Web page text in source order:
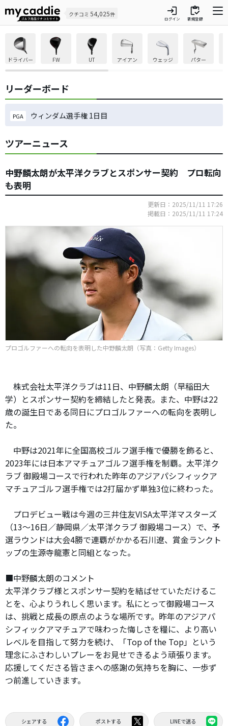
クチコミ 54,025件 login
ログイン
inventory
新規登録
ドライバー FW UT アイアン ウェッジ パター
リーダーボード
PGA ウィンダム選手権 1日目
ツアーニュース
中野麟太朗が太平洋クラブとスポンサー契約 プロ転向
も表明
更新日：2025/11/11 17:26
掲載日：2025/11/11 17:24
プロゴルファーへの転向を表明した中野麟太朗（写真：Getty Images）
株式会社太平洋クラブは11日、中野麟太朗（早稲田大
学）とスポンサー契約を締結したと発表。また、中野は22
歳の誕生日である同日にプロゴルファーへの転向を表明し
た。
中野は2021年に全国高校ゴルフ選手権で優勝を飾ると、
2023年には日本アマチュアゴルフ選手権を制覇。太平洋ク
ラブ 御殿場コースで行われた昨年のアジアパシフィックア
マチュアゴルフ選手権では2打届かず単独3位に終わった。
プロデビュー戦は今週の三井住友VISA太平洋マスターズ
（13～16日／静岡県／太平洋クラブ 御殿場コース）で、予
選ラウンドは大会4勝で連覇がかかる石川遼、賞金ランクト
ップの生源寺龍憲と同組となった。
■中野麟太朗のコメント
太平洋クラブ様とスポンサー契約を結ばせていただけるこ
とを、心よりうれしく思います。私にとって御殿場コース
は、挑戦と成長の原点のような場所です。昨年のアジアパ
シフィックアマチュアで味わった悔しさを糧に、より高い
レベルを目指して努力を続け、「Top of the Top」という
理念にふさわしいプレーをお見せできるよう頑張ります。
応援してくださる皆さまへの感謝の気持ちを胸に、一歩ず
つ前進していきます。
シェアする ポストする LINEで送る